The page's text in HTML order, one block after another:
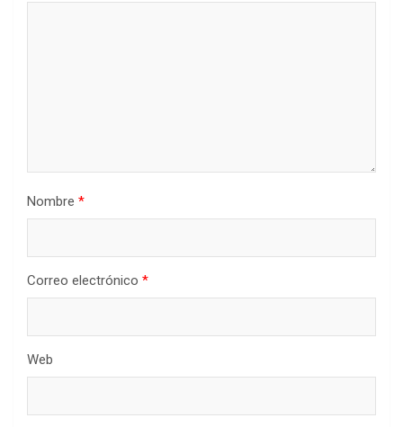
Nombre *
Correo electrónico *
Web